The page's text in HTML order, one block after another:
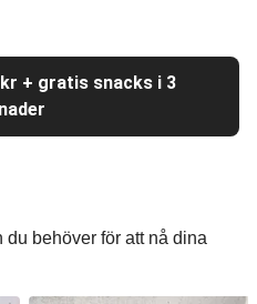
+ gratis snacks i 3
behöver för att nå dina